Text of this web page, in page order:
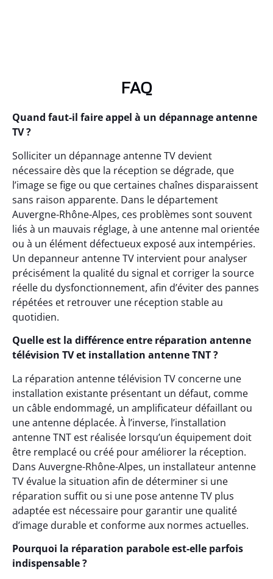
FAQ
Quand faut-il faire appel à un dépannage antenne
TV ?
Solliciter un dépannage antenne TV devient
nécessaire dès que la réception se dégrade, que
l’image se fige ou que certaines chaînes disparaissent
sans raison apparente. Dans le département
Auvergne-Rhône-Alpes, ces problèmes sont souvent
liés à un mauvais réglage, à une antenne mal orientée
ou à un élément défectueux exposé aux intempéries.
Un depanneur antenne TV intervient pour analyser
précisément la qualité du signal et corriger la source
réelle du dysfonctionnement, afin d’éviter des pannes
répétées et retrouver une réception stable au
quotidien.
Quelle est la différence entre réparation antenne
télévision TV et installation antenne TNT ?
La réparation antenne télévision TV concerne une
installation existante présentant un défaut, comme
un câble endommagé, un amplificateur défaillant ou
une antenne déplacée. À l’inverse, l’installation
antenne TNT est réalisée lorsqu’un équipement doit
être remplacé ou créé pour améliorer la réception.
Dans Auvergne-Rhône-Alpes, un installateur antenne
TV évalue la situation afin de déterminer si une
réparation suffit ou si une pose antenne TV plus
adaptée est nécessaire pour garantir une qualité
d’image durable et conforme aux normes actuelles.
Pourquoi la réparation parabole est-elle parfois
indispensable ?